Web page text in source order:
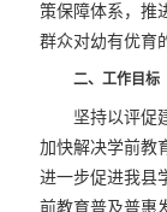
策保障体系，推
群众对幼有优育
二、工作目标
坚持以评促
加快解决学前教
进一步促进我县
前教育普及普惠